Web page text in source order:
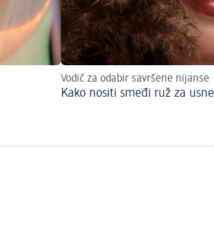
Vodič za odabir savršene nijanse
Kako nositi smeđi ruž za usne